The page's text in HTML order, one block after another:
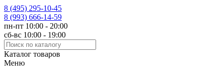
8 (495) 295-10-45
8 (993) 666-14-59
пн-пт 10:00 - 20:00
сб-вс 10:00 - 19:00
Каталог товаров
Меню